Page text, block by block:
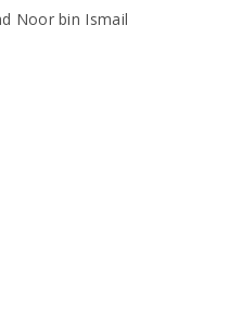
Noor bin Ismail